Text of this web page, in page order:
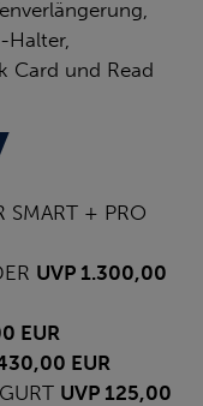
Halter,
Card und Read
SMART + PRO
UVP 1.300,00
EUR
EUR
UVP 125,00